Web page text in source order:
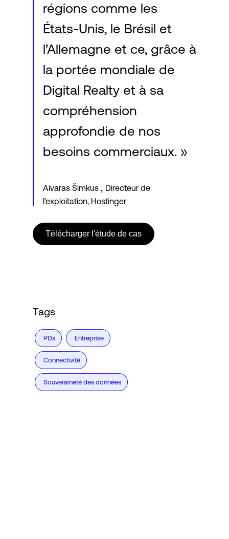
régions comme les
États-Unis, le Brésil et
l’Allemagne et ce, grâce à
la portée mondiale de
Digital Realty et à sa
compréhension
approfondie de nos
besoins commerciaux. »
Aivaras Šimkus , Directeur de
l’exploitation, Hostinger
Télécharger l'étude de cas
Tags
PDx Entreprise
Connectivité
Souveraineté des données